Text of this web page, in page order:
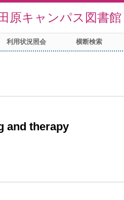
原キャンパス図書館
利用状況照会 横断検索
and therapy